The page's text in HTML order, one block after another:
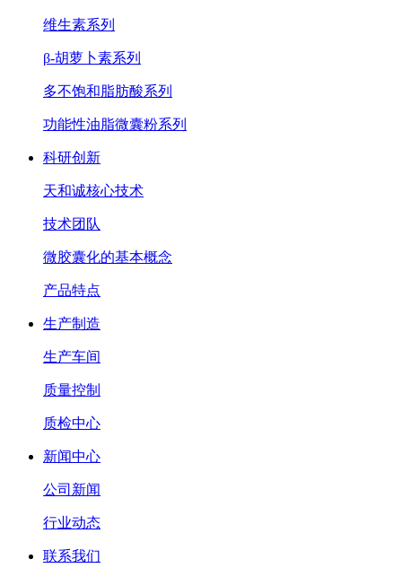
维生素系列
β-胡萝卜素系列
多不饱和脂肪酸系列
功能性油脂微囊粉系列
科研创新
天和诚核心技术
技术团队
微胶囊化的基本概念
产品特点
生产制造
生产车间
质量控制
质检中心
新闻中心
公司新闻
行业动态
联系我们